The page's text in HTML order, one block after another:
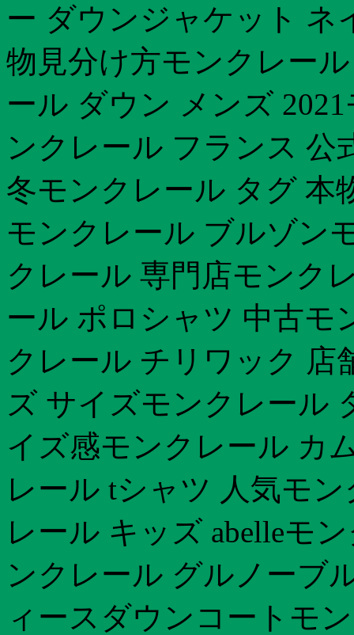
ー ダウンジャケット ネ
物見分け方モンクレー
ール ダウン メンズ
ンクレール フランス 公
冬モンクレール タグ 本
モンクレール ブルゾン
クレール 専門店モンク
ール ポロシャツ 中古モ
クレール チリワック 店
ズ サイズモンクレール
イズ感モンクレール カ
レール tシャツ 人気モ
レール キッズ abelleモ
ンクレール グルノーブ
ィースダウンコートモ